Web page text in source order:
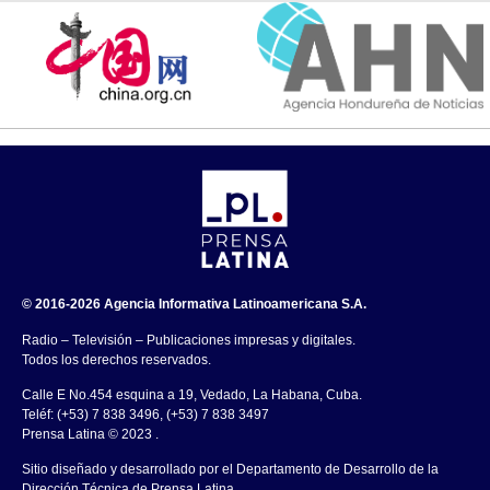
© 2016-2026 Agencia Informativa Latinoamericana S.A.
Radio – Televisión – Publicaciones impresas y digitales.
Todos los derechos reservados.
Calle E No.454 esquina a 19, Vedado, La Habana, Cuba.
Teléf: (+53) 7 838 3496, (+53) 7 838 3497
Prensa Latina © 2023 .
Sitio diseñado y desarrollado por el Departamento de Desarrollo de la